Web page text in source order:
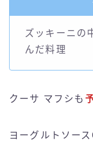
ズッキーニの
んだ料理
クーサ マフシも
ヨーグルトソー